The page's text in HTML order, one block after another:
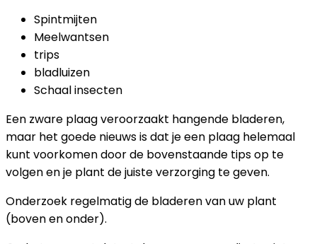
Spintmijten
Meelwantsen
trips
bladluizen
Schaal insecten
Een zware plaag veroorzaakt hangende bladeren,
maar het goede nieuws is dat je een plaag helemaal
kunt voorkomen door de bovenstaande tips op te
volgen en je plant de juiste verzorging te geven.
Onderzoek regelmatig de bladeren van uw plant
(boven en onder).